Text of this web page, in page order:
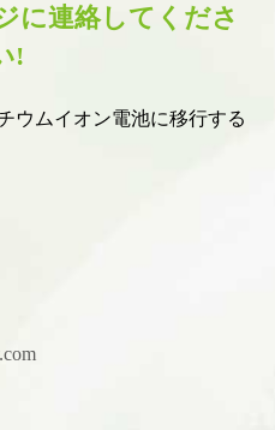
に連絡してくださ
!
ウムイオン電池に移行する